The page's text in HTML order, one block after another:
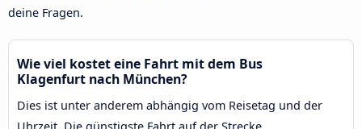
deine Fragen.
Wie viel kostet eine Fahrt mit dem Bus
Klagenfurt nach München?
Dies ist unter anderem abhängig vom Reisetag und der